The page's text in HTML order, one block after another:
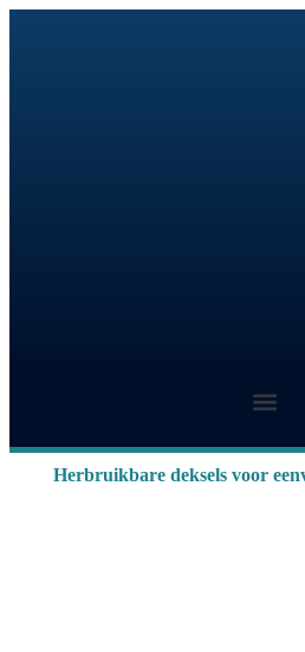
Herbruikbare deksels voor